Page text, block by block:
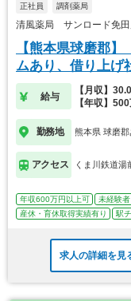
正社員 調剤薬局
清風薬局 サンロード免
【熊本県球磨郡
ムあり、借り上げ
給与
【月収】
【年収】
勤務地 熊本県 球磨
アクセス くま川鉄道湯
年収600万円以上可 未経験
産休・育休取得実績有り
駅
求人の詳細を見